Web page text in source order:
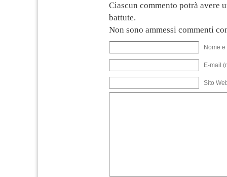
Ciascun commento potrà avere
battute.
Non sono ammessi commenti
Nome
E-mail
Sito